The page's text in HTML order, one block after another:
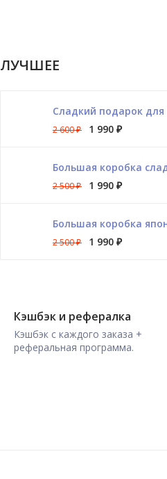
ЛУЧШЕЕ
2 600₽ 1 990 ₽
2 500₽ 1 990 ₽
2 500₽ 1 990 ₽
Кэшбэк и рефералка
Кэшбэк с каждого заказа +
реферальная программа.